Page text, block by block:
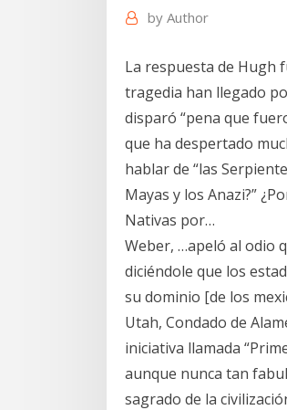
by Author
La respuesta de Hugh
tragedia han llegado
disparó “pena que
que ha despertado
hablar de “las
Mayas y los Anazi?”
Nativas por…
Weber, …apeló al odio
diciéndole que los
su dominio [de los
Utah, Condado de
iniciativa llamada
aunque nunca tan
sagrado de la